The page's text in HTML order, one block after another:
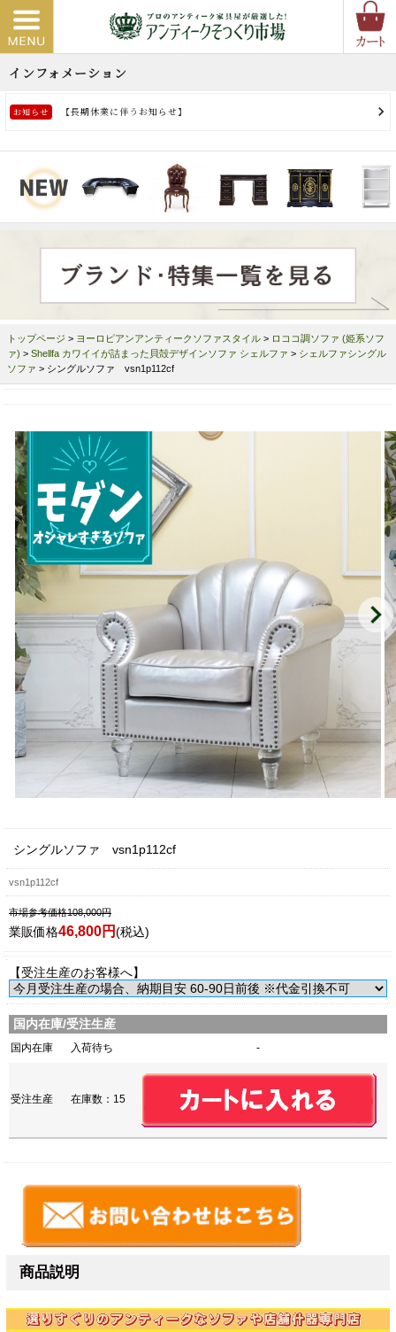
トップページ > ヨーロピアンアンティークソファスタイル > ロココ調ソファ (姫系ソフ
ァ) > Shellfa カワイイが詰まった貝殻デザインソファ シェルファ > シェルファシングル
ソファ > シングルソファ vsn1p112cf
シングルソファ vsn1p112cf
vsn1p112cf
市場参考価格108,000円
業販価格46,800円(税込)
【受注生産のお客様へ】
国内在庫/受注生産
国内在庫 入荷待ち -
受注生産 在庫数：15
商品説明